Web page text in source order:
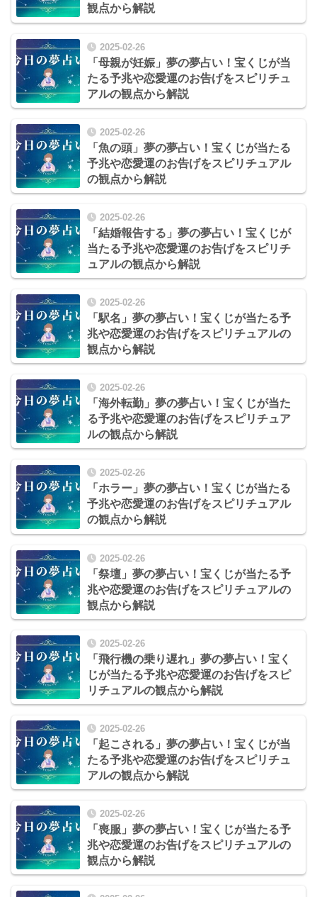
観点から解説
2025-02-26
「母親が妊娠」夢の夢占い！宝くじが当
たる予兆や恋愛運のお告げをスピリチュ
アルの観点から解説
2025-02-26
「魚の頭」夢の夢占い！宝くじが当たる
予兆や恋愛運のお告げをスピリチュアル
の観点から解説
2025-02-26
「結婚報告する」夢の夢占い！宝くじが
当たる予兆や恋愛運のお告げをスピリチ
ュアルの観点から解説
2025-02-26
「駅名」夢の夢占い！宝くじが当たる予
兆や恋愛運のお告げをスピリチュアルの
観点から解説
2025-02-26
「海外転勤」夢の夢占い！宝くじが当た
る予兆や恋愛運のお告げをスピリチュア
ルの観点から解説
2025-02-26
「ホラー」夢の夢占い！宝くじが当たる
予兆や恋愛運のお告げをスピリチュアル
の観点から解説
2025-02-26
「祭壇」夢の夢占い！宝くじが当たる予
兆や恋愛運のお告げをスピリチュアルの
観点から解説
2025-02-26
「飛行機の乗り遅れ」夢の夢占い！宝く
じが当たる予兆や恋愛運のお告げをスピ
リチュアルの観点から解説
2025-02-26
「起こされる」夢の夢占い！宝くじが当
たる予兆や恋愛運のお告げをスピリチュ
アルの観点から解説
2025-02-26
「喪服」夢の夢占い！宝くじが当たる予
兆や恋愛運のお告げをスピリチュアルの
観点から解説